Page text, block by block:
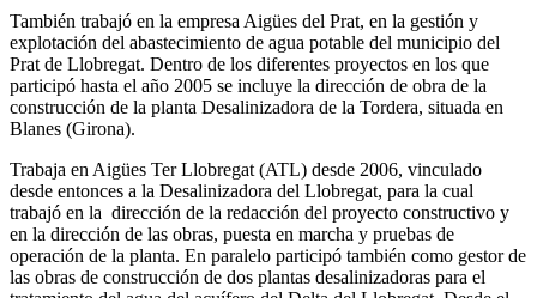
También trabajó en la empresa Aigües del Prat, en la gestión y
explotación del abastecimiento de agua potable del municipio del
Prat de Llobregat. Dentro de los diferentes proyectos en los que
participó hasta el año 2005 se incluye la dirección de obra de la
construcción de la planta Desalinizadora de la Tordera, situada en
Blanes (Girona).
Trabaja en Aigües Ter Llobregat (ATL) desde 2006, vinculado
desde entonces a la Desalinizadora del Llobregat, para la cual
trabajó en la dirección de la redacción del proyecto constructivo y
en la dirección de las obras, puesta en marcha y pruebas de
operación de la planta. En paralelo participó también como gestor de
las obras de construcción de dos plantas desalinizadoras para el